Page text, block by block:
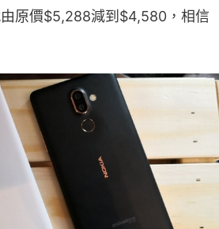
原價$5,288減到$4,580，相信